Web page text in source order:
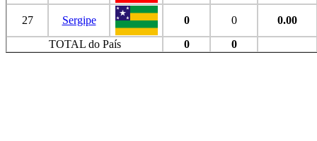
27 Sergipe 0 0
0.00
TOTAL do País
0 0